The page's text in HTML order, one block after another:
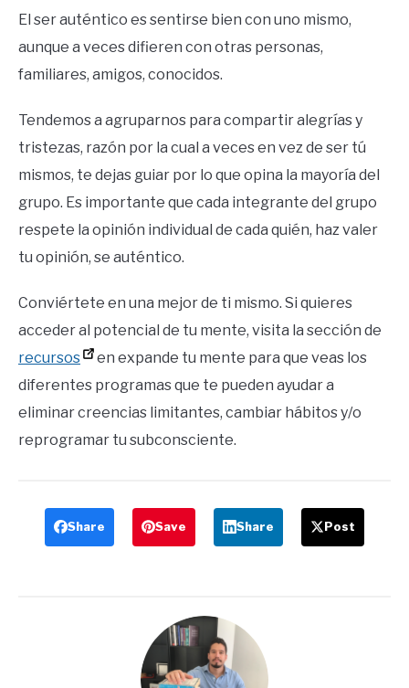
El ser auténtico es sentirse bien con uno mismo,
aunque a veces difieren con otras personas,
familiares, amigos, conocidos.
Tendemos a agruparnos para compartir alegrías y
tristezas, razón por la cual a veces en vez de ser tú
mismos, te dejas guiar por lo que opina la mayoría del
grupo. Es importante que cada integrante del grupo
respete la opinión individual de cada quién, haz valer
tu opinión, se auténtico.
Conviértete en una mejor de ti mismo. Si quieres
acceder al potencial de tu mente, visita la sección de
recursos
en expande tu mente para que veas los
diferentes programas que te pueden ayudar a
eliminar creencias limitantes, cambiar hábitos y/o
reprogramar tu subconsciente.
Share Save Share Post